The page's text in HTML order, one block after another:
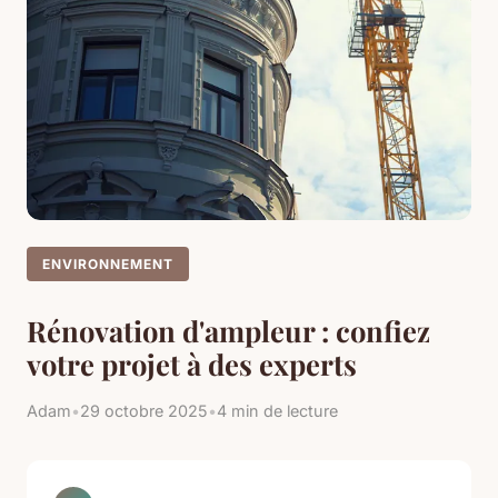
ENVIRONNEMENT
Rénovation d'ampleur : confiez
votre projet à des experts
Adam•29 octobre 2025•4 min de lecture